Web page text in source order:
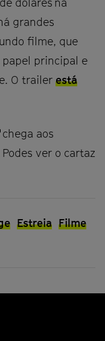
dólares na
grandes
filme, que
papel principal e
O trailer está
chega aos
ver o cartaz
Estreia Filme